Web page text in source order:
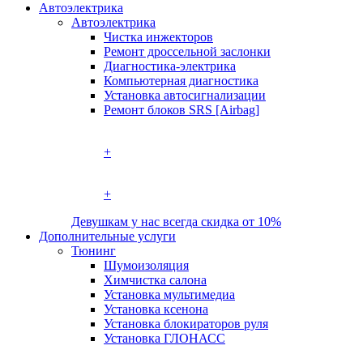
Автоэлектрика
Автоэлектрика
Чистка инжекторов
Ремонт дроссельной заслонки
Диагностика-электрика
Компьютерная диагностика
Установка автосигнализации
Ремонт блоков SRS [Airbag]
+
+
Девушкам у нас всегда скидка от 10%
Дополнительные услуги
Тюнинг
Шумоизоляция
Химчистка салона
Установка мультимедиа
Установка ксенона
Установка блокираторов руля
Установка ГЛОНАСС